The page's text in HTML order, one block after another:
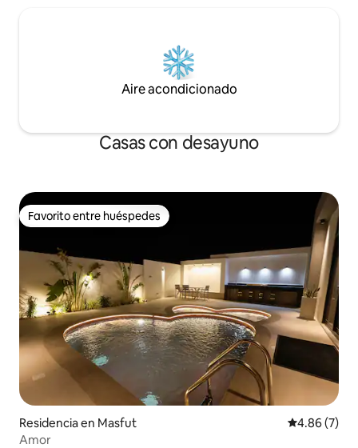
Aire acondicionado
Casas con desayuno
Favorito entre huéspedes
Favorito entre huéspedes
Residencia en Masfut Calificación
4.86 (7)
Amor